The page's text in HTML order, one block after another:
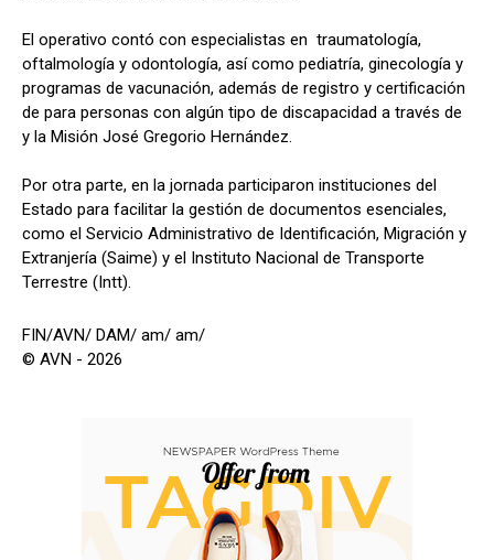
El operativo contó con especialistas en traumatología,
oftalmología y odontología, así como pediatría, ginecología y
programas de vacunación, además de registro y certificación
de para personas con algún tipo de discapacidad a través de
y la Misión José Gregorio Hernández.
Por otra parte, en la jornada participaron instituciones del
Estado para facilitar la gestión de documentos esenciales,
como el Servicio Administrativo de Identificación, Migración y
Extranjería (Saime) y el Instituto Nacional de Transporte
Terrestre (Intt).
FIN/AVN/ DAM/ am/ am/
© AVN - 2026